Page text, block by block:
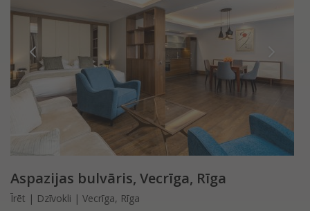
Aspazijas bulvāris, Vecrīga, Rīga
Īrēt | Dzīvokli | Vecrīga, Rīga